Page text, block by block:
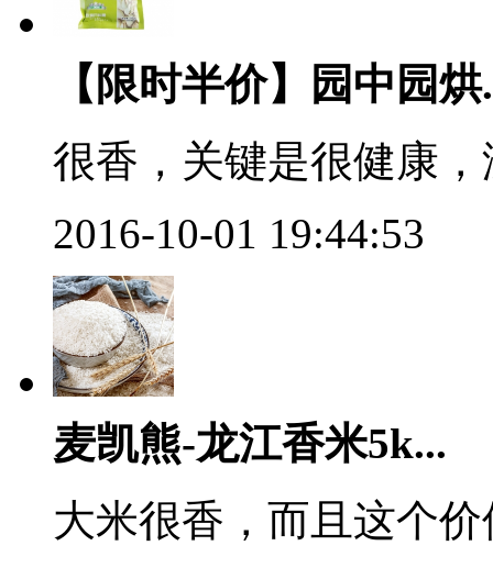
【限时半价】园中园烘
很香，关键是很健康
2016-10-01 19:44:53
麦凯熊-龙江香米5k...
大米很香，而且这个